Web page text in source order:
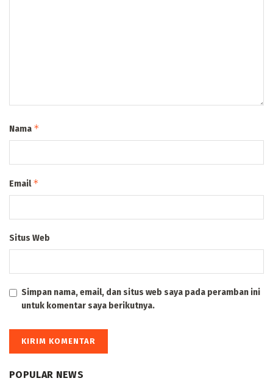
Nama *
Email*
Situs Web
Simpan nama, email, dan situs web saya pada peramban ini
untuk komentar saya berikutnya.
POPULAR NEWS